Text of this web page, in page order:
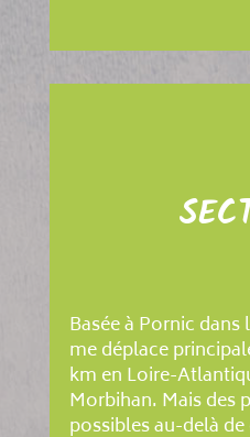
Basée à Pornic dans
me déplace
km en Loire-
Morbihan. Mais des
possibles au-delà